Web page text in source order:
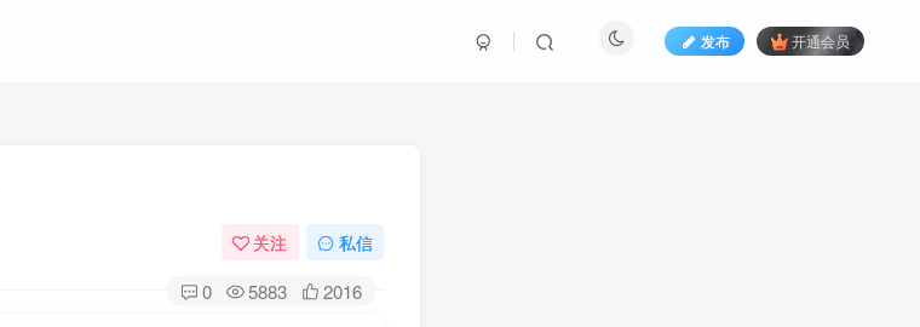
发布 开通会员
关注 私信
0 5883 2016